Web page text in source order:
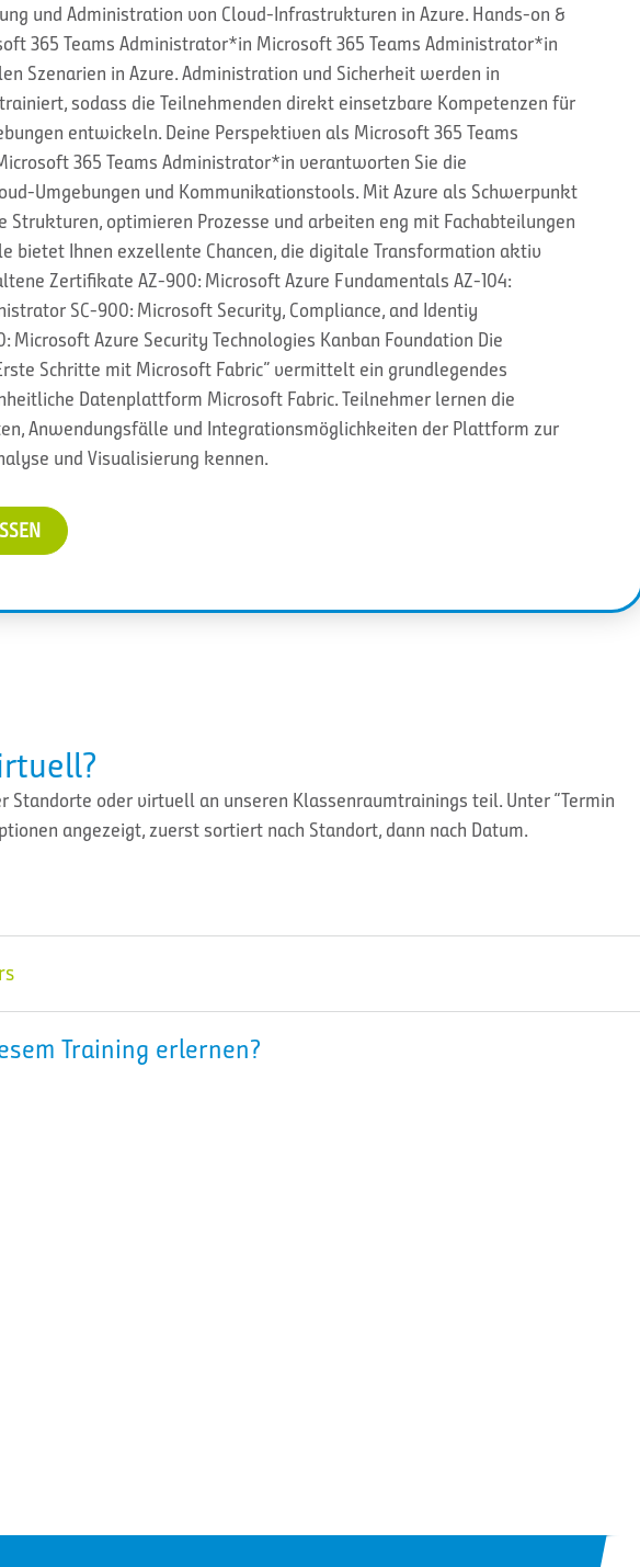
und Administration von Cloud-Infrastrukturen in Azure. Hands-on &
365 Teams Administrator*in Microsoft 365 Teams Administrator*in
Szenarien in Azure. Administration und Sicherheit werden in
sodass die Teilnehmenden direkt einsetzbare Kompetenzen für
entwickeln. Deine Perspektiven als Microsoft 365 Teams
365 Teams Administrator*in verantworten Sie die
Umgebungen und Kommunikationstools. Mit Azure als Schwerpunkt
Strukturen, optimieren Prozesse und arbeiten eng mit Fachabteilungen
bietet Ihnen exzellente Chancen, die digitale Transformation aktiv
Zertifikate AZ-900: Microsoft Azure Fundamentals AZ-104:
SC-900: Microsoft Security, Compliance, and Identiy
Microsoft Azure Security Technologies Kanban Foundation Die
Schritte mit Microsoft Fabric” vermittelt ein grundlegendes
Datenplattform Microsoft Fabric. Teilnehmer lernen die
Anwendungsfälle und Integrationsmöglichkeiten der Plattform zur
und Visualisierung kennen.
Standorte oder virtuell an unseren Klassenraumtrainings teil. Unter “Termin
angezeigt, zuerst sortiert nach Standort, dann nach Datum.
Training erlernen?